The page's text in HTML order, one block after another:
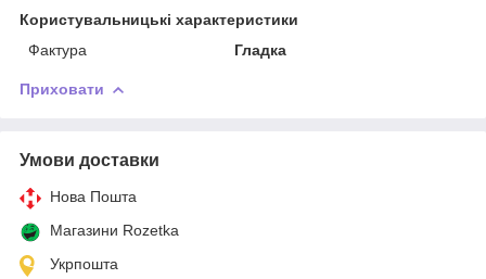
Користувальницькі характеристики
Фактура
Гладка
Приховати
Умови доставки
Нова Пошта
Магазини Rozetka
Укрпошта